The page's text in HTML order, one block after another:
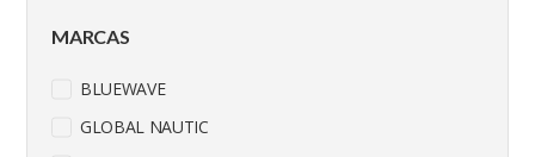
MARCAS
BLUEWAVE
GLOBAL NAUTIC